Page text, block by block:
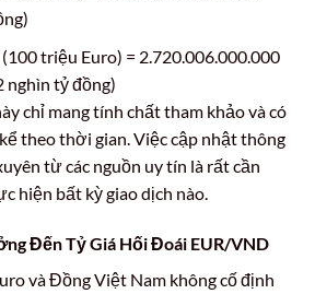
triệu Euro) = 2.720.006.000.000
nghìn tỷ đồng)
chỉ mang tính chất tham khảo và có
theo thời gian. Việc cập nhật thông
từ các nguồn uy tín là rất cần
hiện bất kỳ giao dịch nào.
Đến Tỷ Giá Hối Đoái EUR/VND
và Đồng Việt Nam không cố định